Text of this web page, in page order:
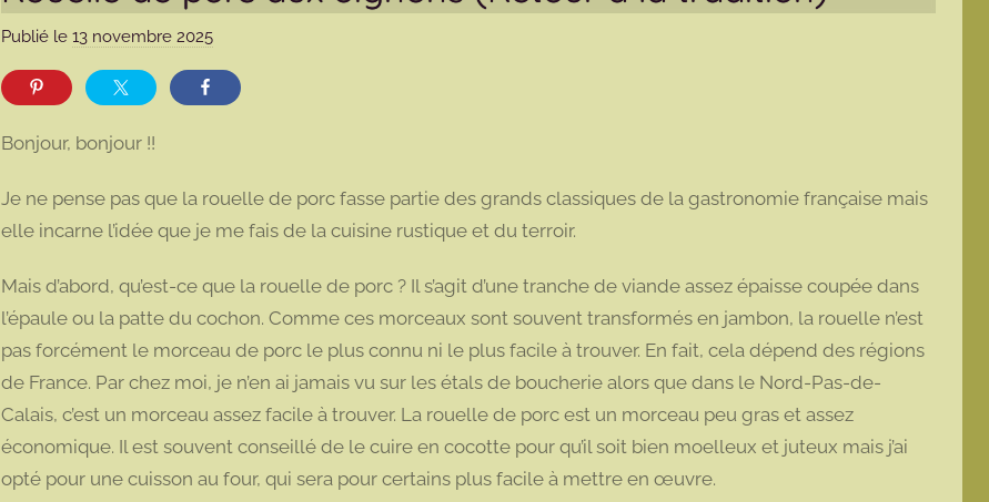
Publié le 13 novembre 2025p
m
o
t
e
Bonjour, bonjour !!
Je ne pense pas que la rouelle de porc fasse partie des grands classiques de la gastronomie française mais
elle incarne l’idée que je me fais de la cuisine rustique et du terroir.
Mais d’abord, qu’est-ce que la rouelle de porc ? Il s’agit d’une tranche de viande assez épaisse coupée dans
l’épaule ou la patte du cochon. Comme ces morceaux sont souvent transformés en jambon, la rouelle n’est
pas forcément le morceau de porc le plus connu ni le plus facile à trouver. En fait, cela dépend des régions
de France. Par chez moi, je n’en ai jamais vu sur les étals de boucherie alors que dans le Nord-Pas-de-
Calais, c’est un morceau assez facile à trouver. La rouelle de porc est un morceau peu gras et assez
économique. Il est souvent conseillé de le cuire en cocotte pour qu’il soit bien moelleux et juteux mais j’ai
opté pour une cuisson au four, qui sera pour certains plus facile à mettre en œuvre.